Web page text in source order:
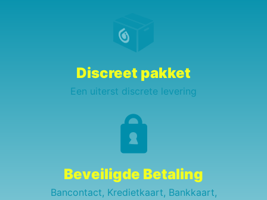
Discreet pakket
Een uiterst discrete levering
Beveiligde Betaling
Bancontact, Kredietkaart, Bankkaart,